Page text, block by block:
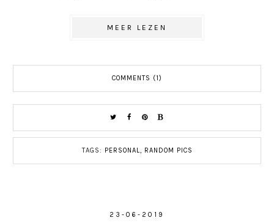
MEER LEZEN
COMMENTS (1)
TAGS: PERSONAL, RANDOM PICS
23-06-2019